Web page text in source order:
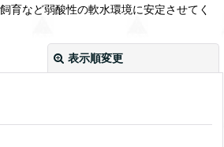
育など弱酸性の軟水環境に安定させてく
表示順変更